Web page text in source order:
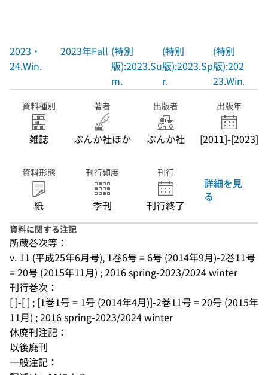
2023・
24.Win.
2023年Fall (特別
版):2023.Su
m.
(特別
版):2023.Sp
r.
(特別
版):2022・
23.Win.
資料種別
雑誌
著者
ぶんか社ほか
出版者
ぶんか社
出版年
[2011]-[2023]
資料形態
紙
刊行頻度
季刊
刊行
刊行終了
詳細を見
る
資料に関する注記
所蔵巻次等：
v. 11 (平成25年6月号), 1巻6号 = 6号 (2014年9月)-2巻11号
= 20号 (2015年11月) ; 2016 spring-2023/2024 winter
刊行巻次：
[ ]-[ ] ; [1巻1号 = 1号 (2014年4月)]-2巻11号 = 20号 (2015年
11月) ; 2016 spring-2023/2024 winter
休廃刊注記：
以後廃刊
一般注記：